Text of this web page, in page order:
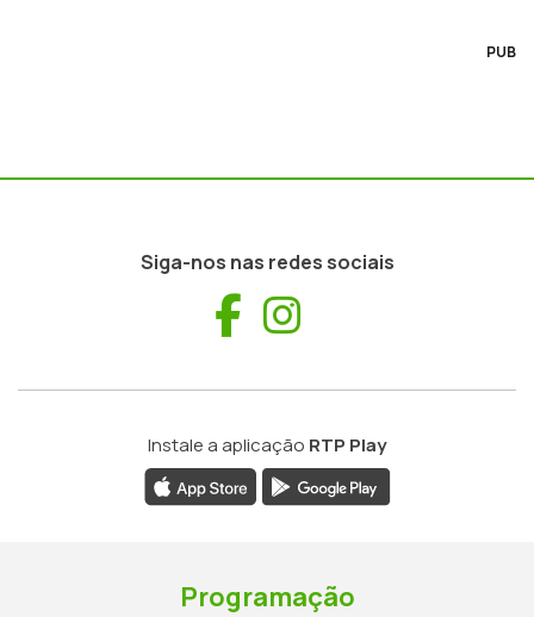
PUB
Siga-nos nas redes sociais
Facebook
Instale a aplicação RTP Play
Programação